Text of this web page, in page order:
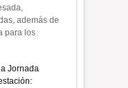
además de
para los
Jornada